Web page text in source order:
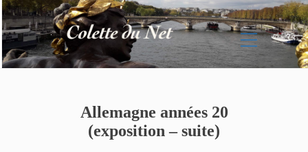
Allemagne années 20
(exposition – suite)